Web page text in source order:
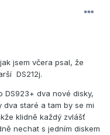
jsem včera psal, že
DS212j.
DS923+ dva nové disky,
dva staré a tam by se mi
klidně každý zvlášť
nechat s jedním diskem